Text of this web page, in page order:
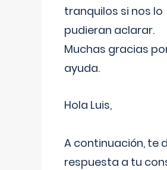
tranquilos si nos lo
pudieran aclarar.
Muchas gracias
ayuda.
Hola Luis,
A continuación, te
respuesta a tu